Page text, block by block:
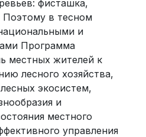
фисташка,
в тесном
и
Программа
местных жителей к
лесного хозяйства,
экосистем,
и
местного
управления